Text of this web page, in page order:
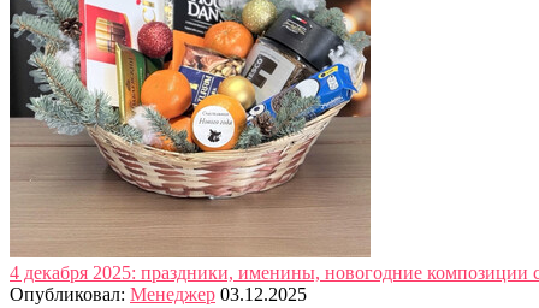
4 декабря 2025: праздники, именины, новогодние композиции
Опубликовал: Менеджер 03.12.2025